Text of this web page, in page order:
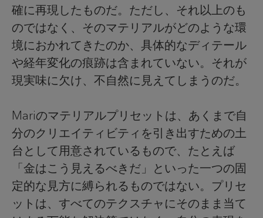
確に再現したものだ。ただし、それ以上のも
のではなく、そのマテリアルがどのような環
境におかれてきたのか、具体的なディテール
や経年変化の痕跡は含まれていない。それが
現実味に欠け、不自然に見えてしまうのだ。
Mariのマテリアルプリセットは、あくまで自
分のクリエイティビティを引き出すための土
台として用意されているもので、たとえば
「金はこう見えるべきだ」といった一つの固
定的な見方に縛られるものではない。プリセ
ットは、すべてのテクスチャにそのまま当て